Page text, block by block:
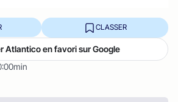
CLASSER
Atlantico en favori sur Google